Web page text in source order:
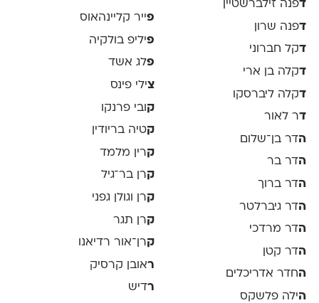
דפנה זילברשטיין
דפנה שרון
דקל חברוני
דקלה בן ארי
דקלה ליברסקו
דר לאור
הדר בן־שלום
הדר בר
הדר ברוך
הדר גיברלטר
הדר מרדכי
הדר קטן
החדר אדריכלים
הילה פלשקס
פייר קליינהאוס
פיליפ בולקיה
פלג אשד
צילי פינס
ק ובי פרנקו
קטיה בריודין
קרין מלמד
קרן בר־גיל
קרן וגולן גפני
קרן תגר
קרן־אור רדיאנו
ראובן קרסיק
רדיש